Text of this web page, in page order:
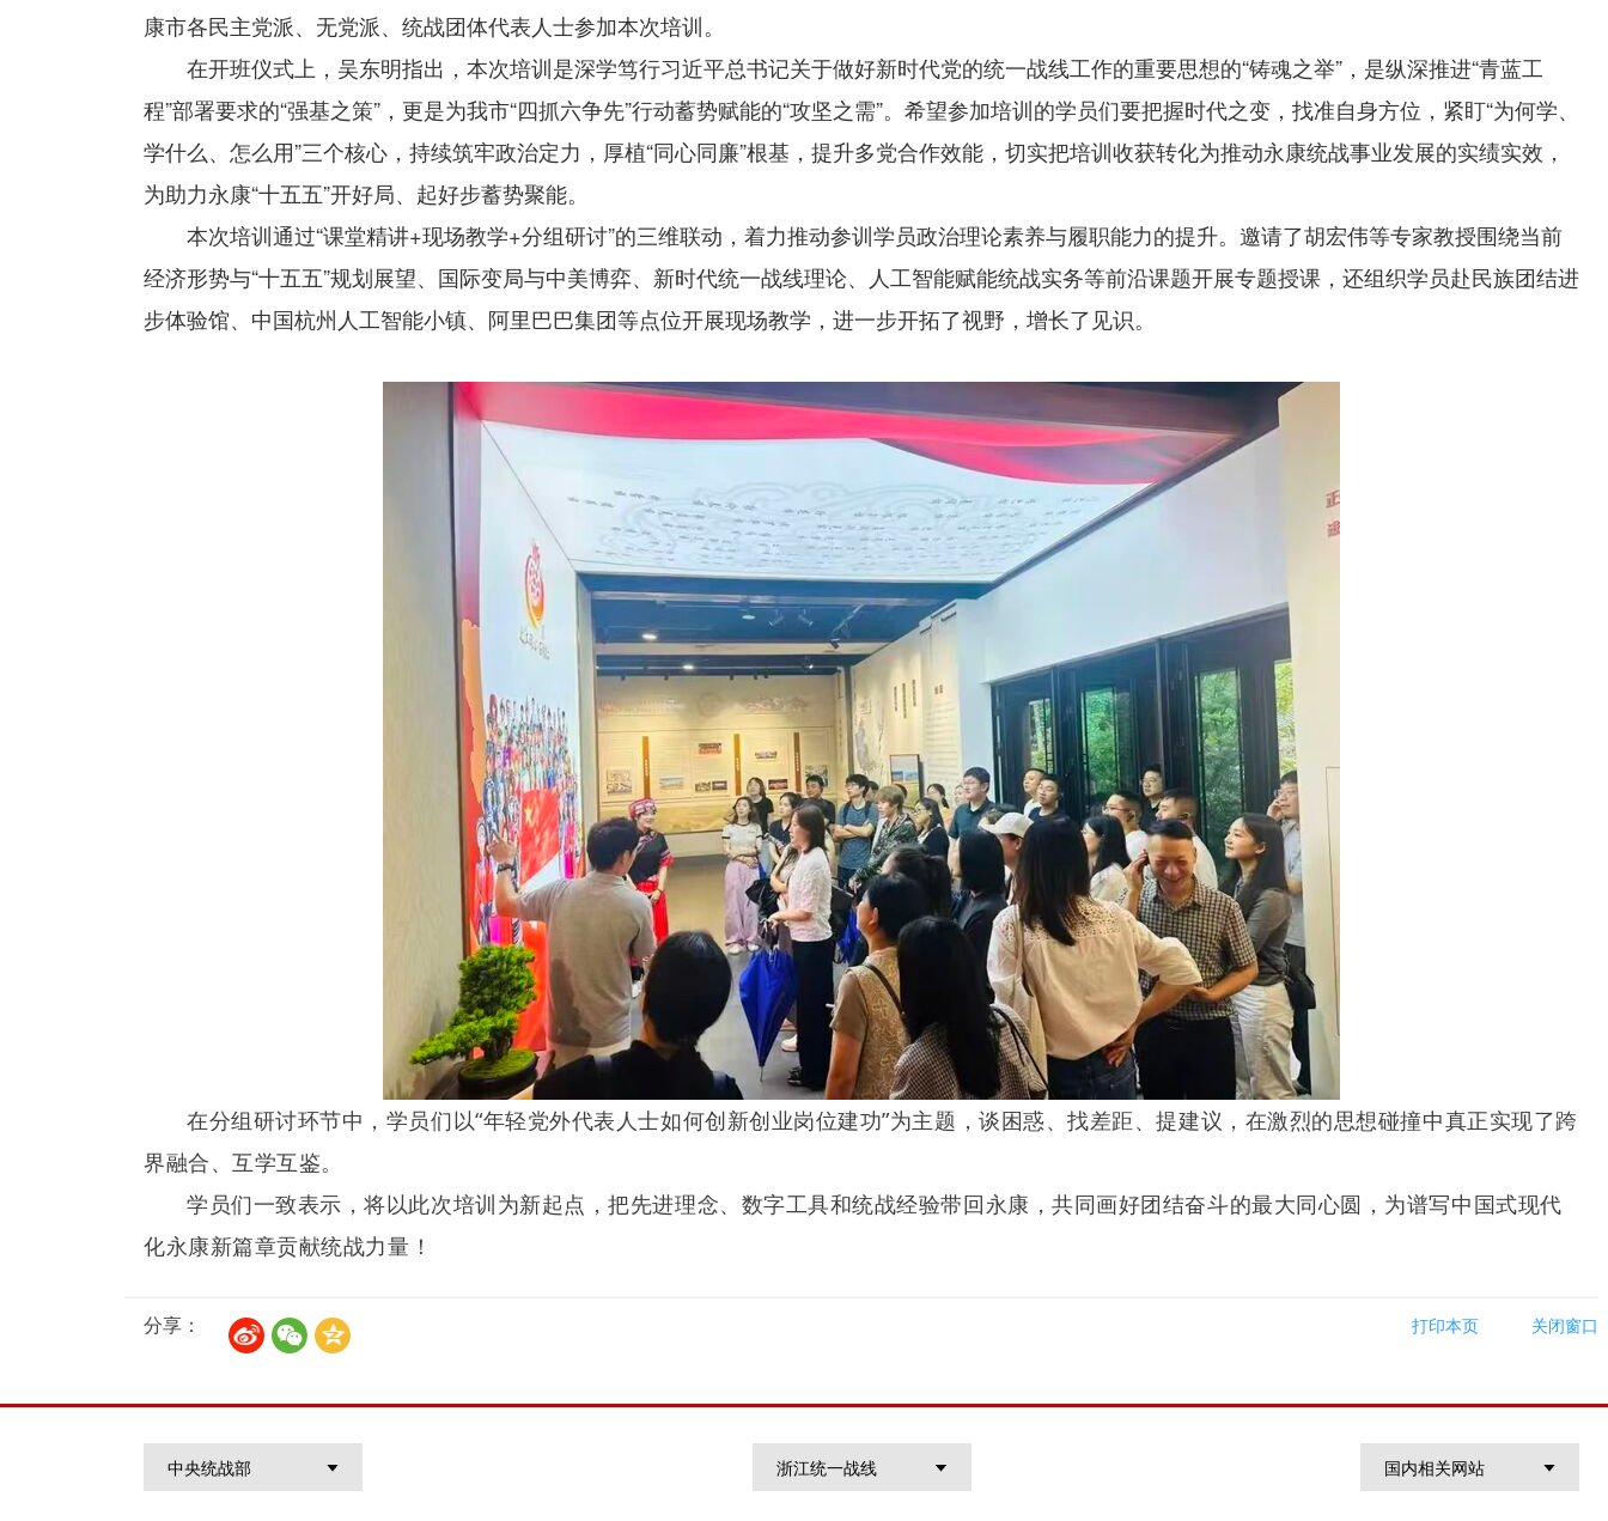
康市各民主党派、无党派、统战团体代表人士参加本次培训。
在开班仪式上，吴东明指出，本次培训是深学笃行习近平总书记关于做好新时代党的统一战线工作的重要思想的“铸魂之举”，是纵深推进“青蓝工
程”部署要求的“强基之策”，更是为我市“四抓六争先”行动蓄势赋能的“攻坚之需”。希望参加培训的学员们要把握时代之变，找准自身方位，紧盯“为何学、
学什么、怎么用”三个核心，持续筑牢政治定力，厚植“同心同廉”根基，提升多党合作效能，切实把培训收获转化为推动永康统战事业发展的实绩实效，
为助力永康“十五五”开好局、起好步蓄势聚能。
本次培训通过“课堂精讲+现场教学+分组研讨”的三维联动，着力推动参训学员政治理论素养与履职能力的提升。邀请了胡宏伟等专家教授围绕当前
经济形势与“十五五”规划展望、国际变局与中美博弈、新时代统一战线理论、人工智能赋能统战实务等前沿课题开展专题授课，还组织学员赴民族团结进
步体验馆、中国杭州人工智能小镇、阿里巴巴集团等点位开展现场教学，进一步开拓了视野，增长了见识。
在分组研讨环节中，学员们以“年轻党外代表人士如何创新创业岗位建功”为主题，谈困惑、找差距、提建议，在激烈的思想碰撞中真正实现了跨
界融合、互学互鉴。
学员们一致表示，将以此次培训为新起点，把先进理念、数字工具和统战经验带回永康，共同画好团结奋斗的最大同心圆，为谱写中国式现代
化永康新篇章贡献统战力量！
分享： 打印本页 关闭窗口
中央统战部 浙江统一战线 国内相关网站